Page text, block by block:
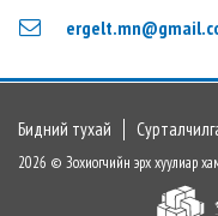
Бидний тухай
2026 © Зохиогчийн эрх хуулиар